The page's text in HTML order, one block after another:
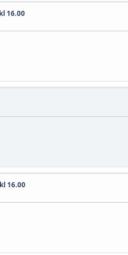
16.00
16.00